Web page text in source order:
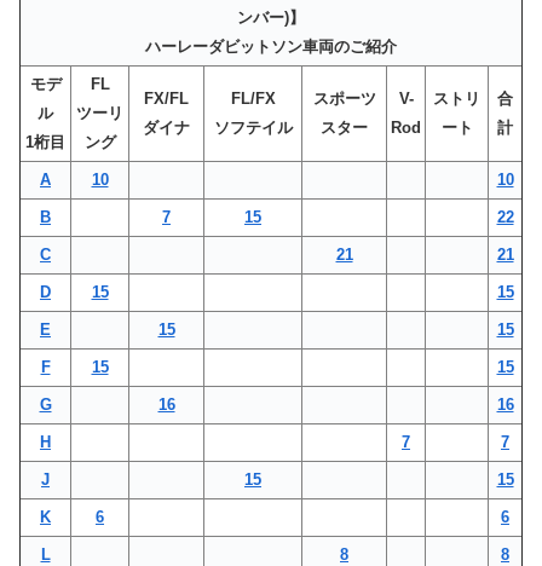
ンバー)】
ハーレーダビットソン車両のご紹介
モデ
ル
1桁目
FL
ツーリ
ング
FX/FL
ダイナ
FL/FX
ソフテイル
スポーツ
スター
V-
Rod
ストリ
ート
合
計
A 10 10
B 7 15 22
C 21 21
D 15 15
E 15 15
F 15 15
G 16 16
H 7 7
J 15 15
K 6 6
L 8 8